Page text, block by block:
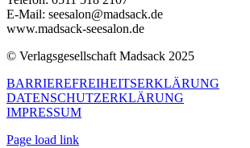
E-Mail: seesalon@madsack.de
www.madsack-seesalon.de
© Verlagsgesellschaft Madsack 2025
BARRIEREFREIHEITSERKLÄRUNG
DATENSCHUTZERKLÄRUNG
IMPRESSUM
Page load link